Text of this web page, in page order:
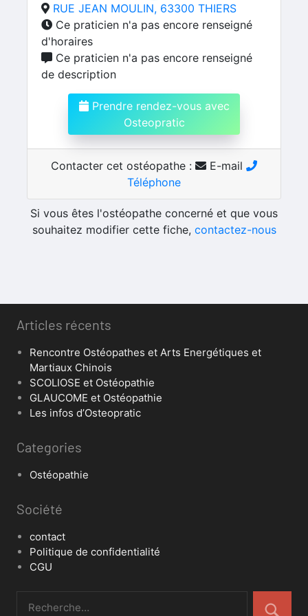
RUE JEAN MOULIN, 63300 THIERS
Ce praticien n'a pas encore renseigné
d'horaires
Ce praticien n'a pas encore renseigné
de description
Prendre rendez-vous avec
Osteopratic
Contacter cet ostéopathe :
E-mail
Téléphone
Si vous êtes l'ostéopathe concerné et que vous
souhaitez modifier cette fiche, contactez-nous
Articles récents
Rencontre Ostéopathes et Arts Energétiques et
Martiaux Chinois
SCOLIOSE et Ostéopathie
GLAUCOME et Ostéopathie
Les infos d’Osteopratic
Categories
Ostéopathie
Société
contact
Politique de confidentialité
CGU